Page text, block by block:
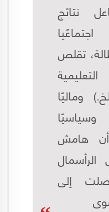
نتائج
تقلص
وماليًا
وسياسيًا
أن هامش
الرأسمال
إلى